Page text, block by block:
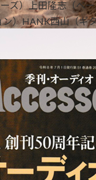
ズ）上田隆志（ベ
）HANK西山（ギ